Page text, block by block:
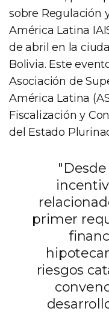
sobre Regulación
América Latina
de abril en la
Bolivia. Este
Asociación de
América Latina
Fiscalización y
del Estado
primer
riesgos